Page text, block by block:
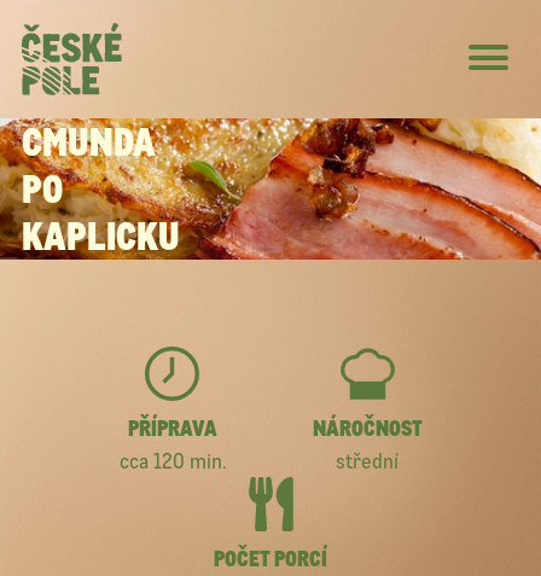
CMUNDA
PO
KAPLICKU
PŘÍPRAVA
cca 120 min.
NÁROČNOST
střední
POČET PORCÍ